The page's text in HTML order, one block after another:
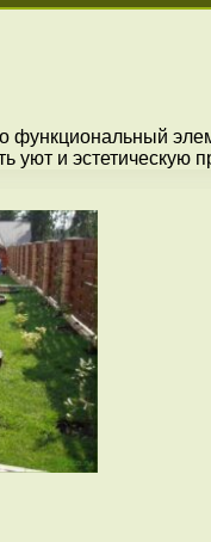
уют и эстетическую